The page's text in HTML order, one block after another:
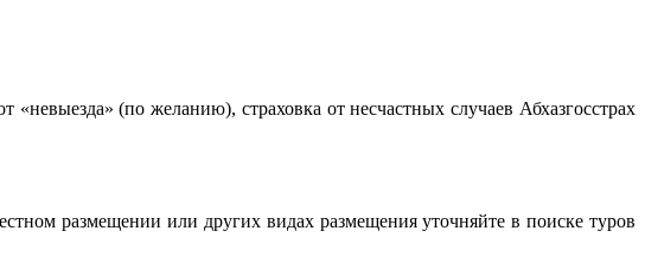
(по желанию), страховка от несчастных случаев Абхазгосстрах
размещении или других видах размещения уточняйте в поиске туров